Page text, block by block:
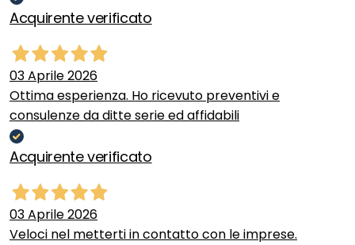
Acquirente verificato
03 Aprile 2026
Ottima esperienza. Ho ricevuto preventivi e
consulenze da ditte serie ed affidabili
Acquirente verificato
03 Aprile 2026
Veloci nel metterti in contatto con le imprese.